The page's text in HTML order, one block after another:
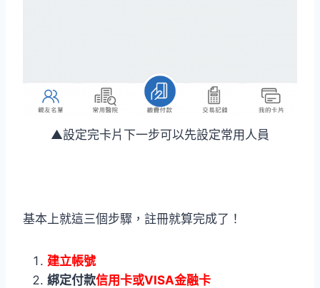
▲設定完卡片下一步可以先設定常用人員
基本上就這三個步驟，註冊就算完成了！
建立帳號
綁定付款信用卡或VISA金融卡